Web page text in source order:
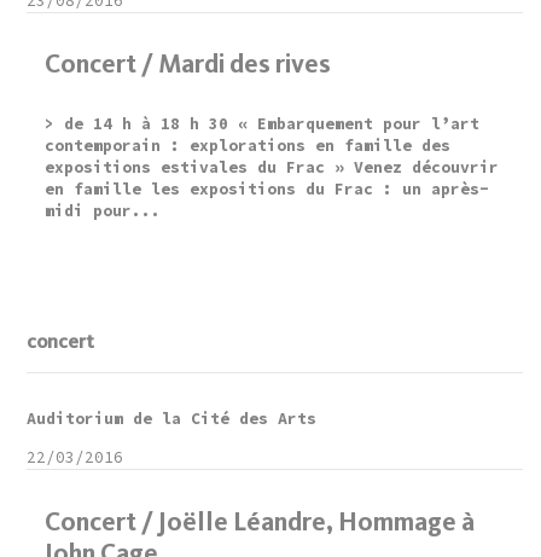
Concert / Mardi des rives
> de 14 h à 18 h 30 « Embarquement pour l’art
contemporain : explorations en famille des
expositions estivales du Frac » Venez découvrir
en famille les expositions du Frac : un après-
midi pour...
concert
Concert / Joëlle Léandre, Hommage à
Auditorium de la Cité des Arts
22/03/2016